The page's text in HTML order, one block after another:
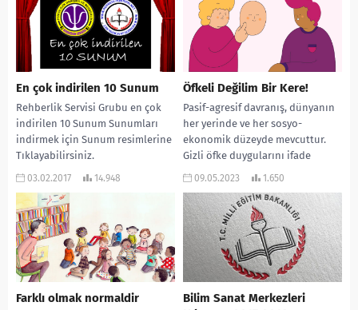
En çok indirilen 10 Sunum
Rehberlik Servisi Grubu en çok
indirilen 10 Sunum Sunumları
indirmek için Sunum resimlerine
Tıklayabilirsiniz.
03.02.2017 14.948
Öfkeli Değilim Bir Kere!
Pasif-agresif davranış, dünyanın
her yerinde ve her sosyo-
ekonomik düzeyde mevcuttur.
Gizli öfke duygularını ifade
etmenin kasıtlı ve maskeli bir
09.05.2023 1.650
Farklı olmak normaldir
Bilim Sanat Merkezleri